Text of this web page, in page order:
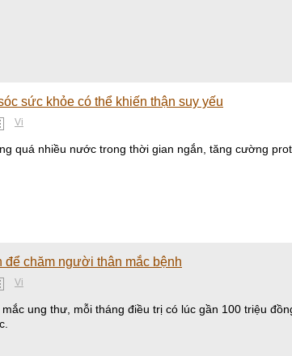
sức khỏe có thể khiến thận suy yếu
Vi
quá nhiều nước trong thời gian ngắn, tăng cường
để chăm người thân mắc bệnh
Vi
ung thư, mỗi tháng điều trị có lúc gần 100 triệu